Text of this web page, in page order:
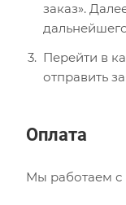
заказ».
Перейти в
отправить
Оплата
Мы работаем